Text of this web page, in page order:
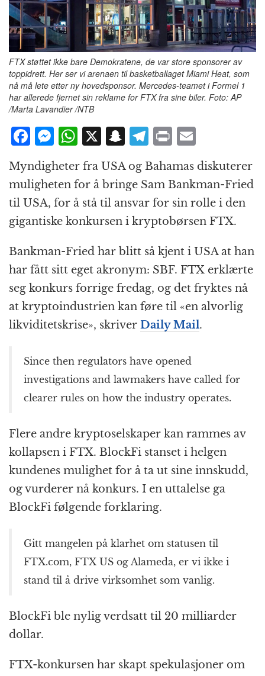
FTX støttet ikke bare Demokratene, de var store sponsorer av
toppidrett. Her ser vi arenaen til basketballaget Miami Heat, som
nå må lete etter ny hovedsponsor. Mercedes-teamet i Formel 1
har allerede fjernet sin reklame for FTX fra sine biler. Foto: AP
/Marta Lavandier /NTB
F
a
c
e
b
o
o
k
M
ss
e
n
g
e
r
W
h
at
s
A
p
p
X S
a
p
c
h
at
T
el
e
g
r
a
m
P
n
t
m
ai
l
Myndigheter fra USA og Bahamas diskuterer
muligheten for å bringe Sam Bankman-Fried
til USA, for å stå til ansvar for sin rolle i den
gigantiske konkursen i kryptobørsen FTX.
Bankman-Fried har blitt så kjent i USA at han
har fått sitt eget akronym: SBF. FTX erklærte
seg konkurs forrige fredag, og det fryktes nå
at kryptoindustrien kan føre til «en alvorlig
likviditetskrise», skriver Daily Mail.
Since then regulators have opened
investigations and lawmakers have called for
clearer rules on how the industry operates.
Flere andre kryptoselskaper kan rammes av
kollapsen i FTX. BlockFi stanset i helgen
kundenes mulighet for å ta ut sine innskudd,
og vurderer nå konkurs. I en uttalelse ga
BlockFi følgende forklaring.
Gitt mangelen på klarhet om statusen til
FTX.com, FTX US og Alameda, er vi ikke i
stand til å drive virksomhet som vanlig.
BlockFi ble nylig verdsatt til 20 milliarder
dollar.
FTX-konkursen har skapt spekulasjoner om